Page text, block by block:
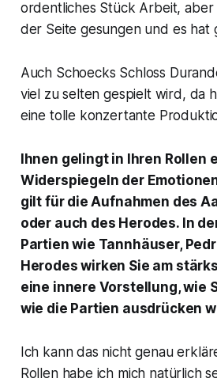
ordentliches Stück Arbeit, aber
der Seite gesungen und es hat
Auch Schoecks Schloss
viel zu selten gespielt wird, da
eine tolle konzertante
Ihnen gelingt in Ihren Rollen
Widerspiegeln der
gilt für die Aufnahmen des
oder auch des Herodes. I n
Partien wie Tannhäuser,
Herodes wirken Sie am
eine innere Vorstellung, wie
wie die Partien ausdrücken
Ich kann das nicht genau
Rollen habe ich mich natürlich